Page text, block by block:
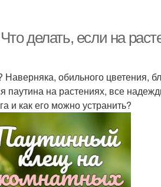
делать, если на
обильного цветения,
паутина на растениях, все
и как его можно устранить?